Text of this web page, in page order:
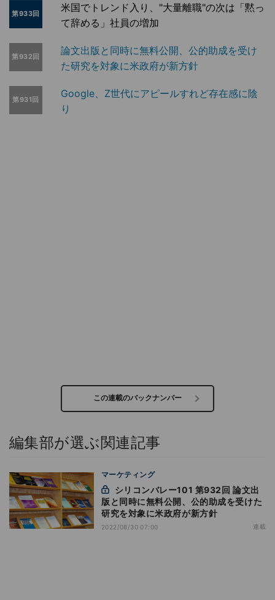
第933回
米国でトレンド入り、"大量離職"の次は「黙っ
て辞める」社員の増加
第932回
論文出版と同時に無料公開、公的助成を受け
た研究を対象に米政府が新方針
第931回
Google、Z世代にアピールすれど存在感に陰
り
この連載のバックナンバー
編集部が選ぶ関連記事
マーケティング
版と同時に無料公開、公的助成を受けた
研究を対象に米政府が新方針
2022/08/30 07:00 連載